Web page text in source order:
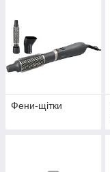
Фени-щітки